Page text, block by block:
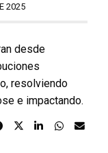
2025
desde
resolviendo
e impactando.